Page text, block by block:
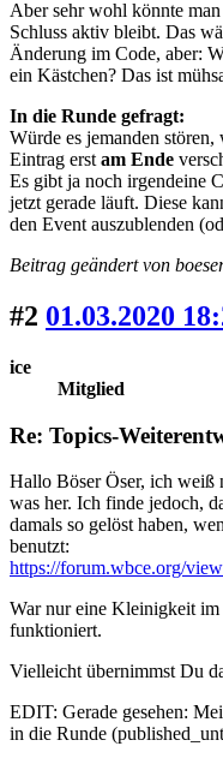
Aber sehr wohl könnte
Schluss aktiv bleibt. Das
Änderung im Code, aber:
ein Kästchen? Das ist
In die Runde gefragt:
Würde es jemanden
Eintrag erst am Ende
Es gibt ja noch irgendeine
jetzt gerade läuft. Diese
den Event auszublenden
Beitrag geändert von
#2 01.03.2020
ice
Mitglied
Re: Topics-
Hallo Böser Öser, ich weiß
was her. Ich finde jedoch,
damals so gelöst haben,
benutzt:
https://forum.wbce.org/
War nur eine Kleinigkeit
funktioniert.
Vielleicht übernimmst Du
EDIT: Gerade gesehen:
in die Runde